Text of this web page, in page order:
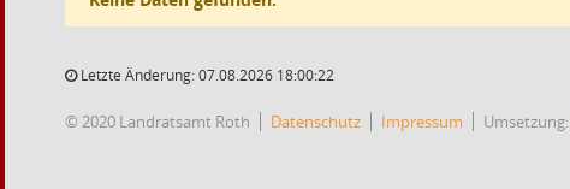
Letzte Änderung: 07.08.2026 18:00:22
© 2020 Landratsamt Roth Datenschutz Impressum Umsetzung: